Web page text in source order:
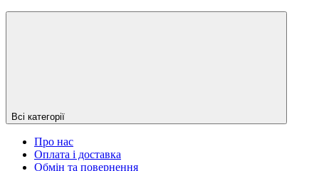
Всі категорії
Про нас
Оплата і доставка
Обмін та повернення